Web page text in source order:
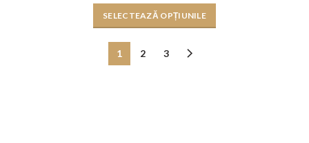
SELECTEAZĂ OPȚIUNILE
1 2 3